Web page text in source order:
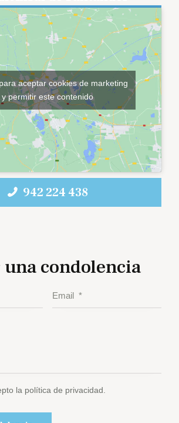
aceptar cookies de marketing
y permitir este contenido
942 224 438
condolencia
la política de privacidad.